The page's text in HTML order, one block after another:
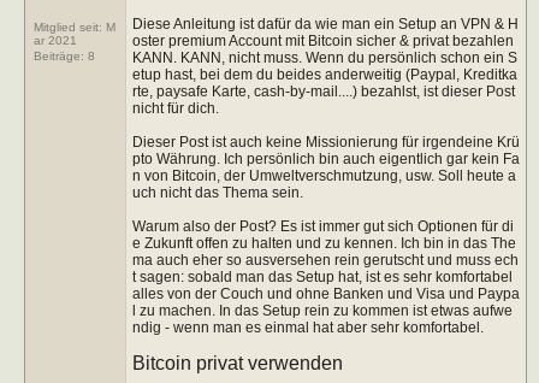
Mitglied seit: M
ar 2021
Beiträge: 8
Diese Anleitung ist dafür da wie man ein Setup an VPN & H
oster premium Account mit Bitcoin sicher & privat bezahlen
KANN. KANN, nicht muss. Wenn du persönlich schon ein S
etup hast, bei dem du beides anderweitig (Paypal, Kreditka
rte, paysafe Karte, cash-by-mail....) bezahlst, ist dieser Post
nicht für dich.
Dieser Post ist auch keine Missionierung für irgendeine Krü
pto Währung. Ich persönlich bin auch eigentlich gar kein Fa
n von Bitcoin, der Umweltverschmutzung, usw. Soll heute a
uch nicht das Thema sein.
Warum also der Post? Es ist immer gut sich Optionen für di
e Zukunft offen zu halten und zu kennen. Ich bin in das The
ma auch eher so ausversehen rein gerutscht und muss ech
t sagen: sobald man das Setup hat, ist es sehr komfortabel
alles von der Couch und ohne Banken und Visa und Paypa
l zu machen. In das Setup rein zu kommen ist etwas aufwe
ndig - wenn man es einmal hat aber sehr komfortabel.
Bitcoin privat verwenden